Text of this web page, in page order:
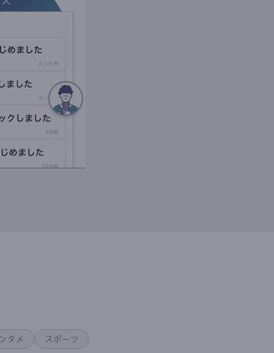
タメ スポーツ